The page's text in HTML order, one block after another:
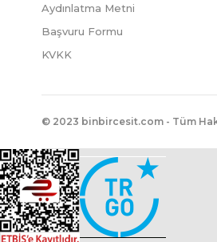
Aydınlatma Metni
Başvuru Formu
KVKK
© 2023 binbircesit.com - Tüm